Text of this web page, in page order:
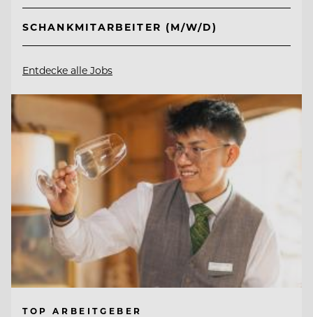
SCHANKMITARBEITER (M/W/D)
Entdecke alle Jobs
TOP ARBEITGEBER